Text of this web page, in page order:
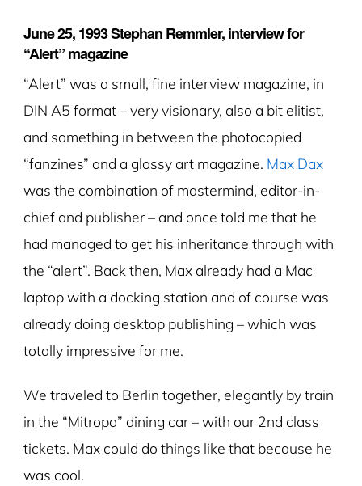
June 25, 1993 Stephan Remmler, interview for
“Alert” magazine
“Alert” was a small, fine interview magazine, in
DIN A5 format – very visionary, also a bit elitist,
and something in between the photocopied
“fanzines” and a glossy art magazine. Max Dax
was the combination of mastermind, editor-in-
chief and publisher – and once told me that he
had managed to get his inheritance through with
the “alert”. Back then, Max already had a Mac
laptop with a docking station and of course was
already doing desktop publishing – which was
totally impressive for me.
We traveled to Berlin together, elegantly by train
in the “Mitropa” dining car – with our 2nd class
tickets. Max could do things like that because he
was cool.